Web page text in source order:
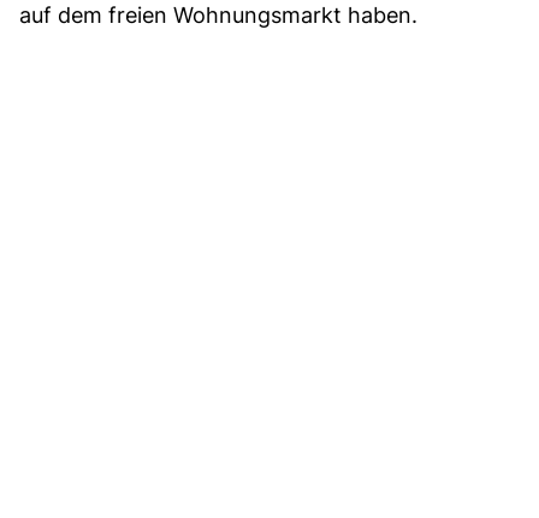
auf dem freien Wohnungsmarkt haben.